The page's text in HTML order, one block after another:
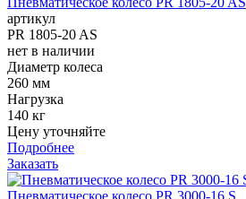
артикул
PR 1805-20 AS
нет в наличии
Диаметр колеса
260 мм
Нагрузка
140 кг
Цену уточняйте
Подробнее
Заказать
Пневматическое колесо PR 3000-16 S